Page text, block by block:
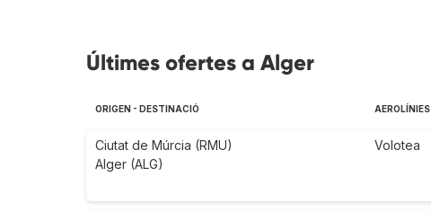
Últimes ofertes a Alger
ORIGEN - DESTINACIÓ AEROLÍNIES
Ciutat de Múrcia (RMU)
Alger (ALG)
Volotea